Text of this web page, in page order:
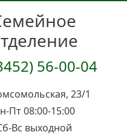
56-00-04
23/1
Пт 08:00-15:00
Вс выходной